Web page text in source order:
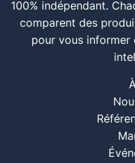
100% indépendant.
comparent des
pour vous informer